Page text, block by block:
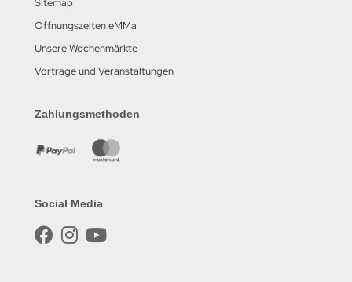
Sitemap
Öffnungszeiten eMMa
Unsere Wochenmärkte
Vorträge und Veranstaltungen
Zahlungsmethoden
Social Media